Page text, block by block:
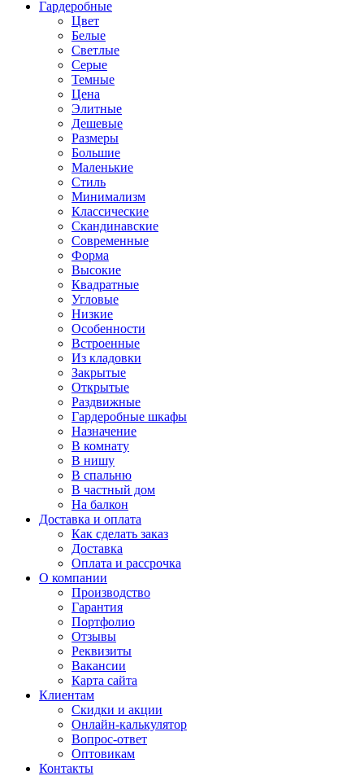
Гардеробные
Цвет
Белые
Светлые
Серые
Темные
Цена
Элитные
Дешевые
Размеры
Большие
Маленькие
Стиль
Минимализм
Классические
Скандинавские
Современные
Форма
Высокие
Квадратные
Угловые
Низкие
Особенности
Встроенные
Из кладовки
Закрытые
Открытые
Раздвижные
Гардеробные шкафы
Назначение
В комнату
В нишу
В спальню
В частный дом
На балкон
Доставка и оплата
Как сделать заказ
Доставка
Оплата и рассрочка
О компании
Производство
Гарантия
Портфолио
Отзывы
Реквизиты
Вакансии
Карта сайта
Клиентам
Скидки и акции
Онлайн-калькулятор
Вопрос-ответ
Оптовикам
Контакты